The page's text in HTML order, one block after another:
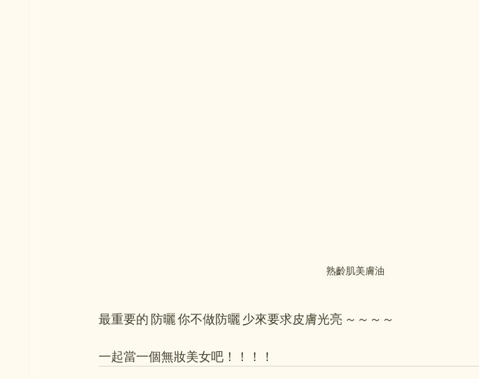
熟齡肌美膚油
最重要的 防曬 你不做防曬 少來要求皮膚光亮 ～～～～
一起當一個無妝美女吧！！！！